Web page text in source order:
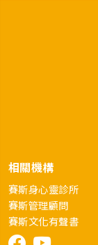
相關機構
賽斯身心靈診所
賽斯管理顧問
賽斯文化有聲書